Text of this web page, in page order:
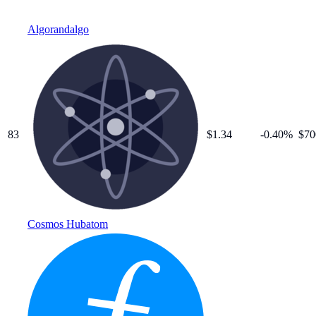
Algorandalgo
83
Cosmos Hubatom
$1.34 -0.40%